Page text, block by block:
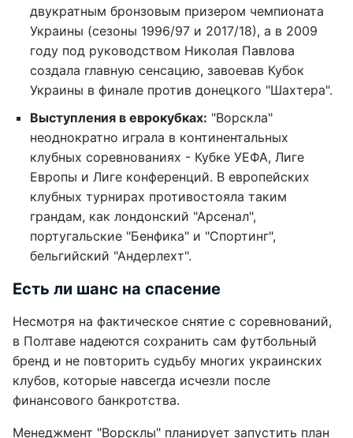
двукратным бронзовым призером чемпионата
Украины (сезоны 1996/97 и 2017/18), а в 2009
году под руководством Николая Павлова
создала главную сенсацию, завоевав Кубок
Украины в финале против донецкого "Шахтера".
Выступления в еврокубках: "Ворскла"
неоднократно играла в континентальных
клубных соревнованиях - Кубке УЕФА, Лиге
Европы и Лиге конференций. В европейских
клубных турнирах противостояла таким
грандам, как лондонский "Арсенал",
португальские "Бенфика" и "Спортинг",
бельгийский "Андерлехт".
Есть ли шанс на спасение
Несмотря на фактическое снятие с соревнований,
в Полтаве надеются сохранить сам футбольный
бренд и не повторить судьбу многих украинских
клубов, которые навсегда исчезли после
финансового банкротства.
Менеджмент "Ворсклы" планирует запустить план